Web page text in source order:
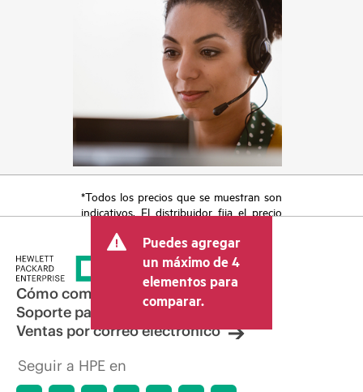
*Todos los precios que se muestran son
indicativos. El distribuidor fija el precio
otros conceptos, como los impuestos a
la venta, el IVA y el envío. El precio de la
transacción que establece el distribuidor
puede variar con respecto a otros
distribuidores y al precio indicativo
mostrado. El precio indicativo puede
incluir ofertas promocionales por tiempo
hacer ajustes de precios en cualquier
Puedes agregar
un máximo de 4
elementos para
comparar.
Cómo comprar
Soporte para productos
Ventas por correo electrónico
Seguir a HPE en